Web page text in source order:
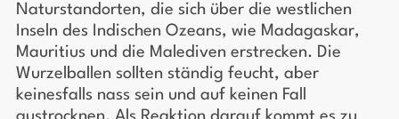
Naturstandorten, die sich über die westlichen
Inseln des Indischen Ozeans, wie Madagaskar,
Mauritius und die Malediven erstrecken. Die
Wurzelballen sollten ständig feucht, aber
keinesfalls nass sein und auf keinen Fall